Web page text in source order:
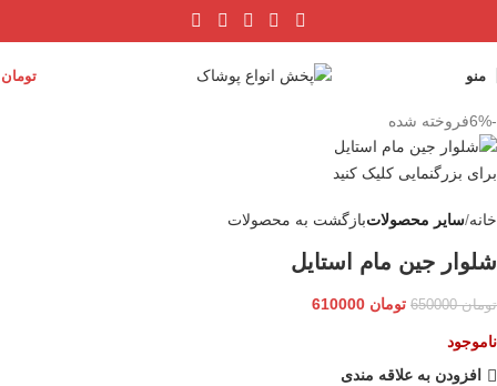
منو تومان
-6% فروخته شده
برای بزرگنمایی کلیک کنید
خانه سایر محصولاتبازگشت به محصولات
شلوار جین مام استایل
تومان650000 تومان
ناموجود
افزودن به علاقه مندی